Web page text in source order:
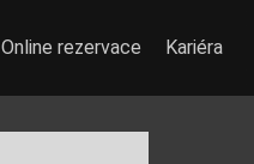
Online rezervace Kariéra